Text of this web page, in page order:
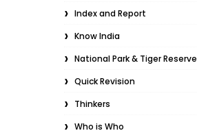
Index and Report
Know India
National Park & Tiger Reserve
Quick Revision
Thinkers
Who is Who